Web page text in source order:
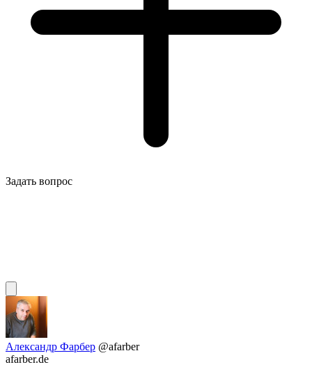
Задать вопрос
Александр Фарбер @afarber
afarber.de